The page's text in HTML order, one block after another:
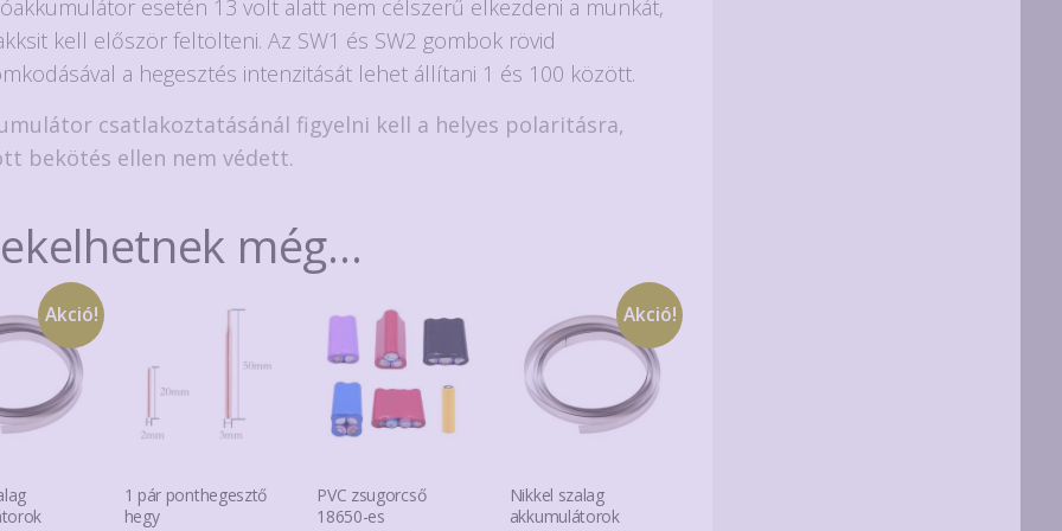
esetén 13 volt alatt nem célszerű elkezdeni a munkát,
kell először feltölteni. Az SW1 és SW2 gombok rövid
a hegesztés intenzitását lehet állítani 1 és 100 között.
csatlakoztatásánál figyelni kell a helyes polaritásra,
bekötés ellen nem védett.
még…
Akció!
1 pár ponthegesztő
hegy
PVC zsugorcső
18650-es
Akció!
Nikkel szalag
akkumulátorok